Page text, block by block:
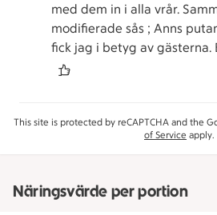
med dem in i alla vrår.
modifierade sås ; Anns
fick jag i betyg av gästerna.
This site is protected by reCAPTCHA and the
of Service apply.
Näringsvärde per portion